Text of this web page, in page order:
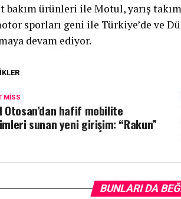
ürünleri ile Motul, yarış
sporları geni ile Türkiye’de ve
devam ediyor.
MISS
Otosan’dan hafif mobilite
sunan yeni girişim: “Rakun”
BUNLARI DA